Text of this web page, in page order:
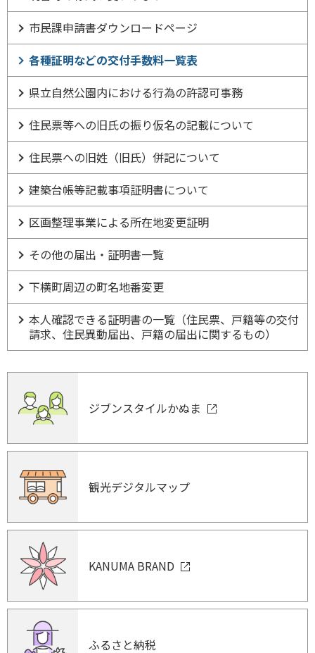
市民課申請書ダウンロードページ
各種証明などの交付手数料一覧表
県立自然公園内における行為の許認可事務
住民票等への旧氏の振り仮名の記載について
住民票への旧姓（旧氏）併記について
建築台帳等記載事項証明書について
区画整理事業による所在地変更証明
その他の届出・証明書一覧
下横町周辺の町名地番変更
本人確認できる証明書の一覧（住民票、戸籍等の交付
請求、住民異動届出、戸籍の届出に関するもの）
ジブンスタイルかぬま
観光デジタルマップ
KANUMA BRAND
ふるさと納税